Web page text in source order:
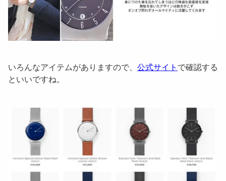
いろんなアイテムがありますので、 公式サイト で確認する
といいですね。